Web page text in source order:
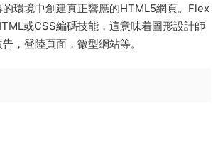
環境中創建真正響應的HTML5網頁。Flex
或CSS編碼技能，這意味着圖形設計師
，登陸頁面，微型網站等。